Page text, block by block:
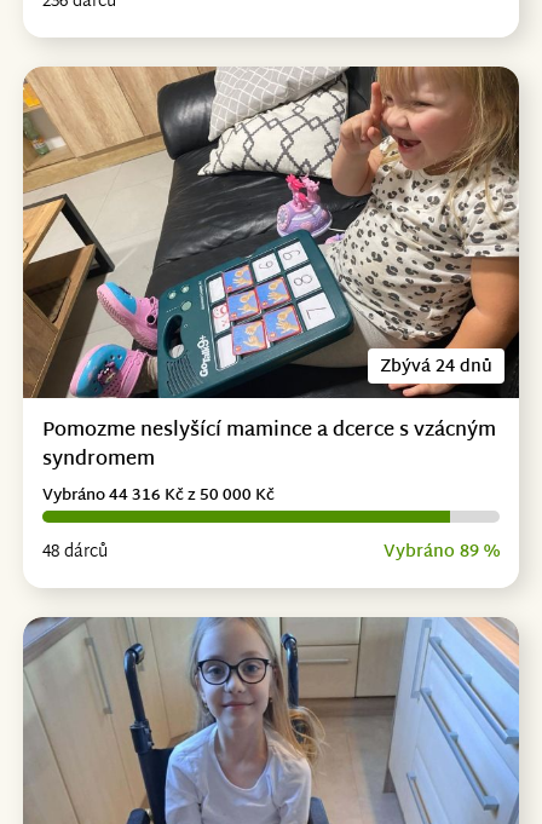
Zbývá 24 dnů
Pomozme neslyšící mamince a dcerce s vzácným
syndromem
48 dárců Vybráno 89 %
Vybráno 44 316 Kč z 50 000 Kč